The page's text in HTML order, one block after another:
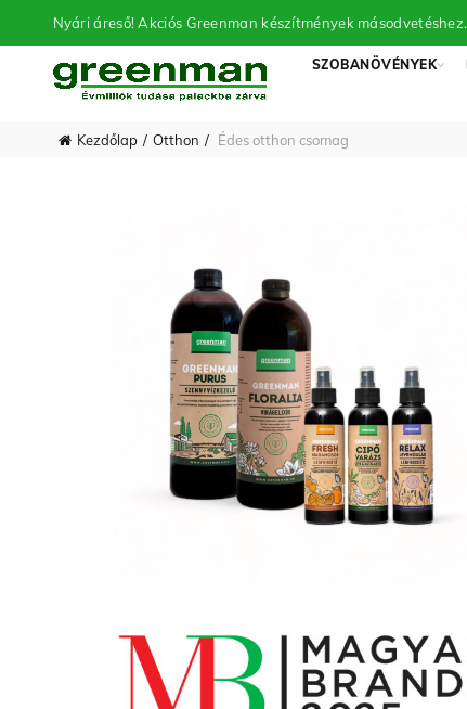
Nyári áreső! Akciós Greenman készítmények másodvetéshez.
SZOBANÖVÉNYEK
Kezdőlap Otthon Édes otthon csomag